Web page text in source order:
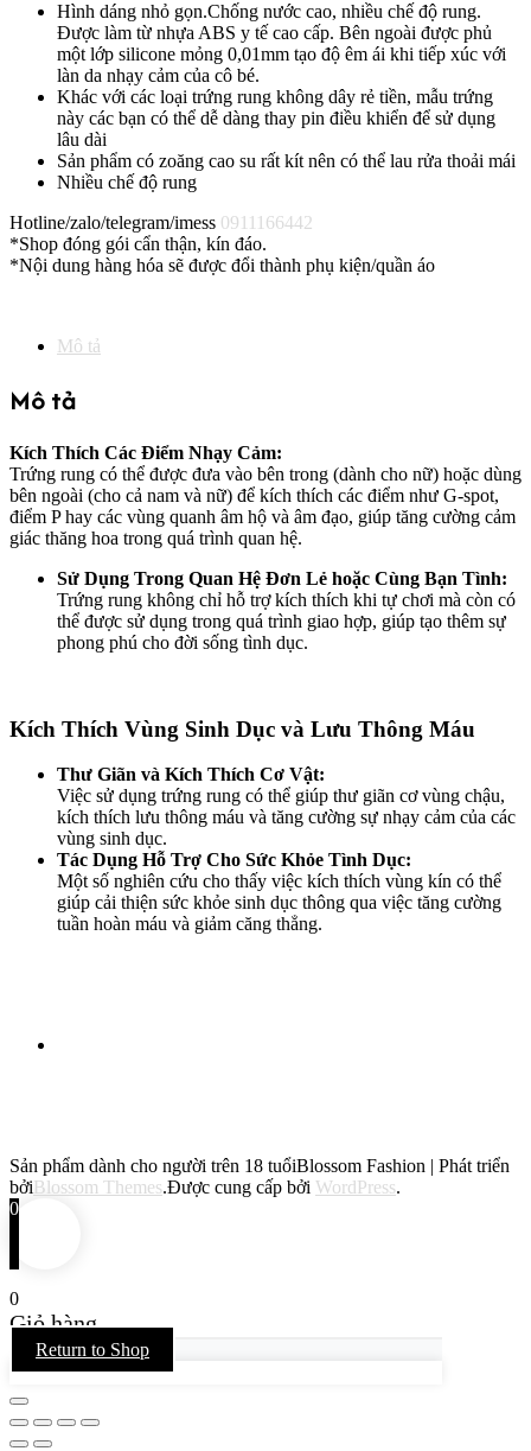
Hình dáng nhỏ gọn.Chống nước cao, nhiều chế độ rung.
Được làm từ nhựa ABS y tế cao cấp. Bên ngoài được phủ
một lớp silicone mỏng 0,01mm tạo độ êm ái khi tiếp xúc với
làn da nhạy cảm của cô bé.
Khác với các loại trứng rung không dây rẻ tiền, mẫu trứng
này các bạn có thể dễ dàng thay pin điều khiển để sử dụng
lâu dài
Sản phẩm có zoăng cao su rất kít nên có thể lau rửa thoải mái
Nhiều chế độ rung
Hotline/zalo/telegram/imess 0911166442
*Shop đóng gói cẩn thận, kín đáo.
*Nội dung hàng hóa sẽ được đổi thành phụ kiện/quần áo
Mô tả
Mô tả
Kích Thích Các Điểm Nhạy Cảm:
Trứng rung có thể được đưa vào bên trong (dành cho nữ) hoặc dùng
bên ngoài (cho cả nam và nữ) để kích thích các điểm như G-spot,
điểm P hay các vùng quanh âm hộ và âm đạo, giúp tăng cường cảm
giác thăng hoa trong quá trình quan hệ.
Sử Dụng Trong Quan Hệ Đơn Lẻ hoặc Cùng Bạn Tình:
Trứng rung không chỉ hỗ trợ kích thích khi tự chơi mà còn có
thể được sử dụng trong quá trình giao hợp, giúp tạo thêm sự
phong phú cho đời sống tình dục.
Kích Thích Vùng Sinh Dục và Lưu Thông Máu
Thư Giãn và Kích Thích Cơ Vật:
Việc sử dụng trứng rung có thể giúp thư giãn cơ vùng chậu,
kích thích lưu thông máu và tăng cường sự nhạy cảm của các
vùng sinh dục.
Tác Dụng Hỗ Trợ Cho Sức Khỏe Tình Dục:
Một số nghiên cứu cho thấy việc kích thích vùng kín có thể
giúp cải thiện sức khỏe sinh dục thông qua việc tăng cường
tuần hoàn máu và giảm căng thẳng.
Sản phẩm dành cho người trên 18 tuổiBlossom Fashion | Phát triển
bởiBlossom Themes.Được cung cấp bởi WordPress.
0
0
Giỏ hàng
Return to Shop